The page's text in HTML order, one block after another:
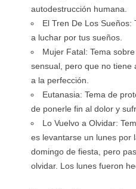
autodestrucción humana.
El Tren De Los Sueños:
a luchar por tus sueños.
Mujer Fatal: Tema
sensual, pero que no tiene
a la perfección.
Eutanasia: Tema de
de ponerle fin al dolor y
Lo Vuelvo a Olvidar:
es levantarse un lunes por
domingo de fiesta, pero
olvidar. Los lunes fueron